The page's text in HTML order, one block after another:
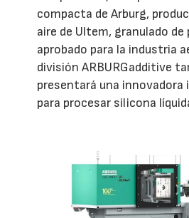
compacta de Arburg,
aire de Ultem, granulado
aprobado para la industria
división ARBURGadditive
presentará una innovadora
para procesar silicona